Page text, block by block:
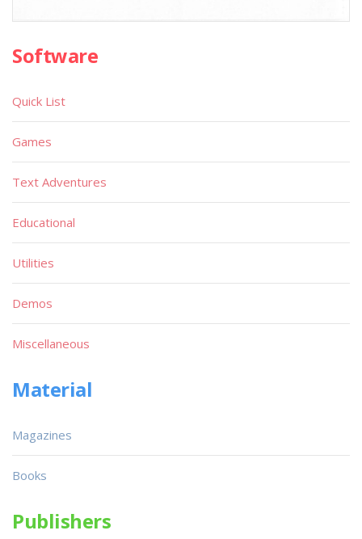
Software
Quick List
Games
Text Adventures
Educational
Utilities
Demos
Miscellaneous
Material
Magazines
Books
Publishers